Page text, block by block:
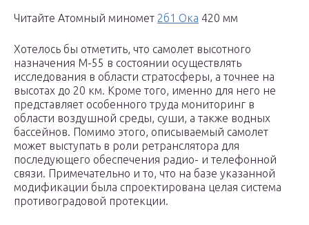
Читайте Атомный миномет 2б1 Ока 420 мм
Хотелось бы отметить, что самолет высотного
назначения М-55 в состоянии осуществлять
исследования в области стратосферы, а точнее на
высотах до 20 км. Кроме того, именно для него не
представляет особенного труда мониторинг в
области воздушной среды, суши, а также водных
бассейнов. Помимо этого, описываемый самолет
может выступать в роли ретранслятора для
последующего обеспечения радио- и телефонной
связи. Примечательно и то, что на базе указанной
модификации была спроектирована целая система
противоградовой протекции.